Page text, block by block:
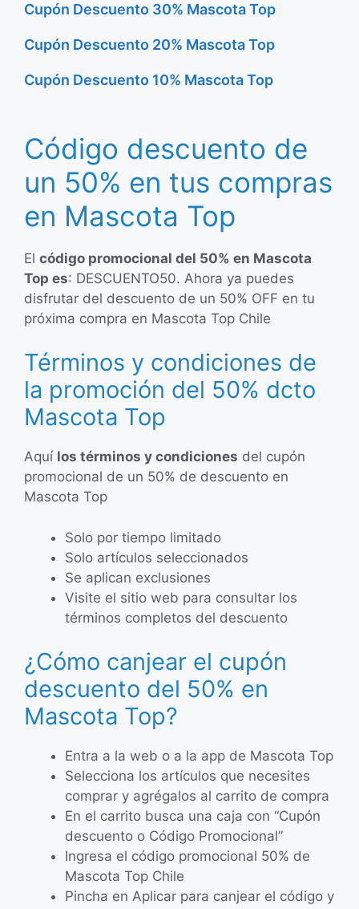
Cupón Descuento 30% Mascota Top
Cupón Descuento 20% Mascota Top
Cupón Descuento 10% Mascota Top
Código descuento de
un 50% en tus compras
en Mascota Top
El código promocional del 50% en Mascota
Top es: DESCUENTO50. Ahora ya puedes
disfrutar del descuento de un 50% OFF en tu
próxima compra en Mascota Top Chile
Términos y condiciones de
la promoción del 50% dcto
Mascota Top
Aquí los términos y condiciones del cupón
promocional de un 50% de descuento en
Mascota Top
Solo por tiempo limitado
Solo artículos seleccionados
Se aplican exclusiones
Visite el sitio web para consultar los
términos completos del descuento
¿Cómo canjear el cupón
descuento del 50% en
Mascota Top?
Entra a la web o a la app de Mascota Top
Selecciona los artículos que necesites
comprar y agrégalos al carrito de compra
En el carrito busca una caja con “Cupón
descuento o Código Promocional”
Ingresa el código promocional 50% de
Mascota Top Chile
Pincha en Aplicar para canjear el código y